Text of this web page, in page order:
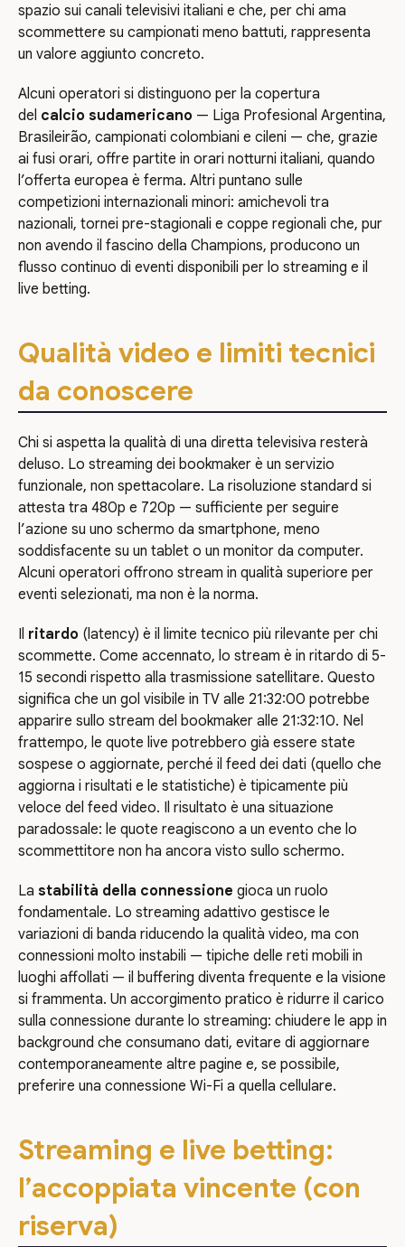
spazio sui canali televisivi italiani e che, per chi ama
scommettere su campionati meno battuti, rappresenta
un valore aggiunto concreto.
Alcuni operatori si distinguono per la copertura
del calcio sudamericano — Liga Profesional Argentina,
Brasileirão, campionati colombiani e cileni — che, grazie
ai fusi orari, offre partite in orari notturni italiani, quando
l’offerta europea è ferma. Altri puntano sulle
competizioni internazionali minori: amichevoli tra
nazionali, tornei pre-stagionali e coppe regionali che, pur
non avendo il fascino della Champions, producono un
flusso continuo di eventi disponibili per lo streaming e il
live betting.
Qualità video e limiti tecnici
da conoscere
Chi si aspetta la qualità di una diretta televisiva resterà
deluso. Lo streaming dei bookmaker è un servizio
funzionale, non spettacolare. La risoluzione standard si
attesta tra 480p e 720p — sufficiente per seguire
l’azione su uno schermo da smartphone, meno
soddisfacente su un tablet o un monitor da computer.
Alcuni operatori offrono stream in qualità superiore per
eventi selezionati, ma non è la norma.
Il ritardo (latency) è il limite tecnico più rilevante per chi
scommette. Come accennato, lo stream è in ritardo di 5-
15 secondi rispetto alla trasmissione satellitare. Questo
significa che un gol visibile in TV alle 21:32:00 potrebbe
apparire sullo stream del bookmaker alle 21:32:10. Nel
frattempo, le quote live potrebbero già essere state
sospese o aggiornate, perché il feed dei dati (quello che
aggiorna i risultati e le statistiche) è tipicamente più
veloce del feed video. Il risultato è una situazione
paradossale: le quote reagiscono a un evento che lo
scommettitore non ha ancora visto sullo schermo.
La stabilità della connessione gioca un ruolo
fondamentale. Lo streaming adattivo gestisce le
variazioni di banda riducendo la qualità video, ma con
connessioni molto instabili — tipiche delle reti mobili in
luoghi affollati — il buffering diventa frequente e la visione
si frammenta. Un accorgimento pratico è ridurre il carico
sulla connessione durante lo streaming: chiudere le app in
background che consumano dati, evitare di aggiornare
contemporaneamente altre pagine e, se possibile,
preferire una connessione Wi-Fi a quella cellulare.
Streaming e live betting:
l’accoppiata vincente (con
riserva)